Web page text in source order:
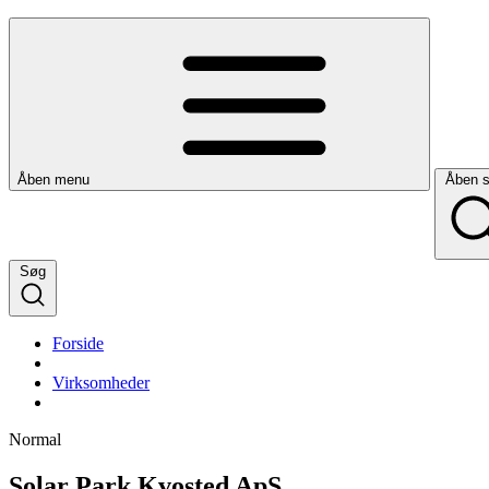
Åben menu Åben
Søg
Forside
Virksomheder
Normal